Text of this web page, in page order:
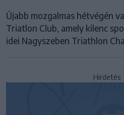
Újabb mozgalmas hétvégén
Triatlon Club, amely kilenc
idei Nagyszeben Triathlon
Hirdetés